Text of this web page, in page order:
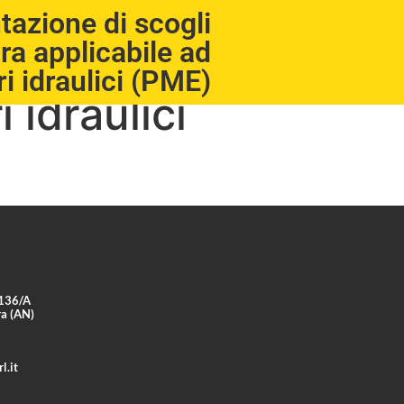
di scogli
applicabile ad
idraulici (PME)
di grande
idraulici
A
(AN)